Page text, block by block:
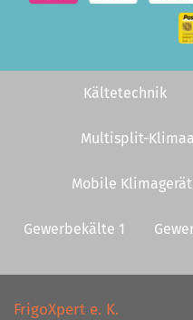
Kältetechnik
Multisplit-
Mobile
Gewerbekälte 1
FrigoXpert e. K.